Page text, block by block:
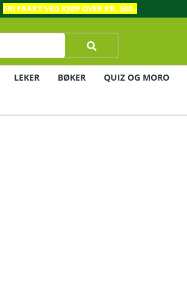
FRI FRAKT VED KJØP OVER KR. 500,-
LEKER BØKER QUIZ OG MORO